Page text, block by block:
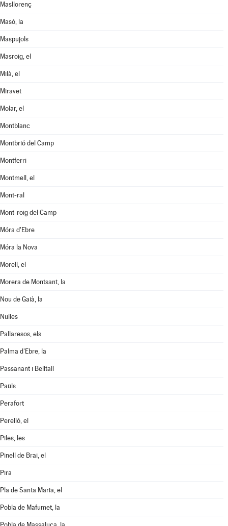
Masllorenç
Masó, la
Maspujols
Masroig, el
Milà, el
Miravet
Molar, el
Montblanc
Montbrió del Camp
Montferri
Montmell, el
Mont-ral
Mont-roig del Camp
Móra d'Ebre
Móra la Nova
Morell, el
Morera de Montsant, la
Nou de Gaià, la
Nulles
Pallaresos, els
Palma d'Ebre, la
Passanant i Belltall
Paüls
Perafort
Perelló, el
Piles, les
Pinell de Brai, el
Pira
Pla de Santa Maria, el
Pobla de Mafumet, la